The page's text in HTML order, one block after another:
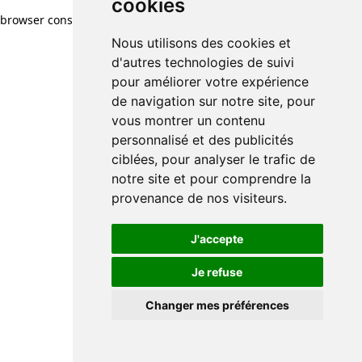
cookies
Nous utilisons des cookies et
d'autres technologies de suivi
pour améliorer votre expérience
de navigation sur notre site, pour
vous montrer un contenu
personnalisé et des publicités
ciblées, pour analyser le trafic de
notre site et pour comprendre la
provenance de nos visiteurs.
J'accepte
Je refuse
Changer mes préférences
browser console for more information)